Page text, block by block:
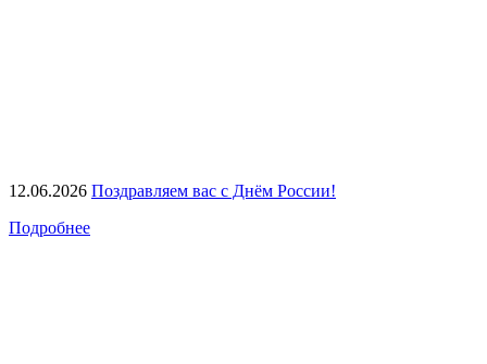
12.06.2026 Поздравляем вас с Днём России!
Подробнее